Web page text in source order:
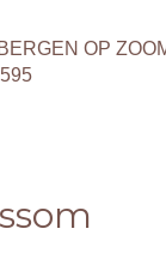
OP